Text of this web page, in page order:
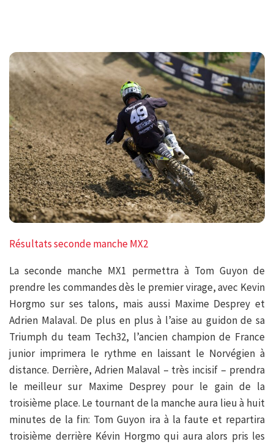
Résultats seconde manche MX2
La seconde manche MX1 permettra à Tom Guyon de
prendre les commandes dès le premier virage, avec Kevin
Horgmo sur ses talons, mais aussi Maxime Desprey et
Adrien Malaval. De plus en plus à l’aise au guidon de sa
Triumph du team Tech32, l’ancien champion de France
junior imprimera le rythme en laissant le Norvégien à
distance. Derrière, Adrien Malaval – très incisif – prendra
le meilleur sur Maxime Desprey pour le gain de la
troisième place. Le tournant de la manche aura lieu à huit
minutes de la fin: Tom Guyon ira à la faute et repartira
troisième derrière Kévin Horgmo qui aura alors pris les